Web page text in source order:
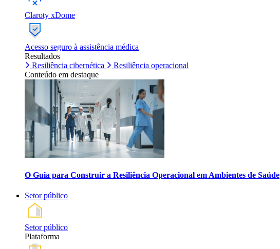
Claroty xDome
Acesso seguro à assistência médica
Resultados
Resiliência cibernética
Resiliência operacional
Conteúdo em destaque
O Guia para Construir a Resiliência Operacional em Ambientes de Saúde
Setor público
Setor público
Plataforma